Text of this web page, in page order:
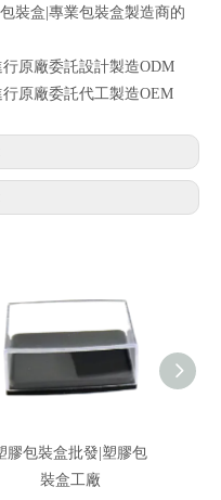
裝盒|專業包裝盒製造商的
原廠委託設計製造ODM
原廠委託代工製造OEM
膠包裝盒批發|塑膠包
裝盒工廠